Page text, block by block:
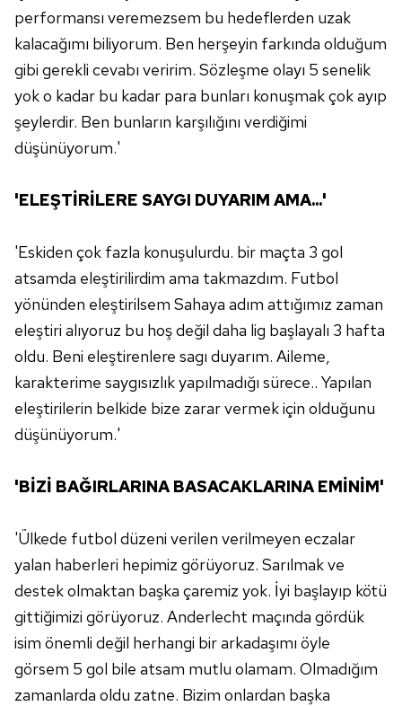
gösterilmeyecektir."
Sizlere daha iyi bir hizmet sunabilmek için İnternet
Sitemizde kendimize ve üçüncü kişilere ait çerezler
kullanılmaktadır. Bu çerezler vasıtasıyla çeşitli kişisel
verileriniz işlenmekte olup gerekli olan çerezler bilgi
toplumu hizmetlerinin sunulması amacıyla
kullanılmaktadır. Diğer çerezler, sitemizin daha işlevsel
reklam/pazarlama faaliyetlerinin yapılması, amaçlarıyla
Çerezlere ilişkin tercihlerinizi aşağıda yer alan panel
vasıtasıyla belirleyebilirsiniz. Çerezlere ilişkin detaylı bilgi
için Ayarlar butonuna tıklayabilir,Çerez Bilgilendirme
Metnimiziziyaret edebilirsiniz.
6698 sayılı Kişisel Verilerin Korunması Kanunu uyarınca
hazırlanmış Aydınlatma Metnimizi okumak ve sitemizde
ilgili mevzuata uygun olarak kullanılan çerezlerle ilgili bilgi
almak için lütfen
performansı veremezsem bu hedeflerden uzak
kalacağımı biliyorum. Ben herşeyin farkında olduğum
gibi gerekli cevabı veririm. Sözleşme olayı 5 senelik
yok o kadar bu kadar para bunları konuşmak çok ayıp
şeylerdir. Ben bunların karşılığını verdiğimi
düşünüyorum.'
'ELEŞTİRİLERE SAYGI DUYARIM AMA...'
'Eskiden çok fazla konuşulurdu. bir maçta 3 gol
atsamda eleştirilirdim ama takmazdım. Futbol
yönünden eleştirilsem Sahaya adım attığımız zaman
eleştiri alıyoruz bu hoş değil daha lig başlayalı 3 hafta
oldu. Beni eleştirenlere sagı duyarım. Aileme,
karakterime saygısızlık yapılmadığı sürece.. Yapılan
eleştirilerin belkide bize zarar vermek için olduğunu
düşünüyorum.'
'BİZİ BAĞIRLARINA BASACAKLARINA EMİNİM'
'Ülkede futbol düzeni verilen verilmeyen eczalar
yalan haberleri hepimiz görüyoruz. Sarılmak ve
destek olmaktan başka çaremiz yok. İyi başlayıp kötü
gittiğimizi görüyoruz. Anderlecht maçında gördük
isim önemli değil herhangi bir arkadaşımı öyle
görsem 5 gol bile atsam mutlu olamam. Olmadığım
zamanlarda oldu zatne. Bizim onlardan başka